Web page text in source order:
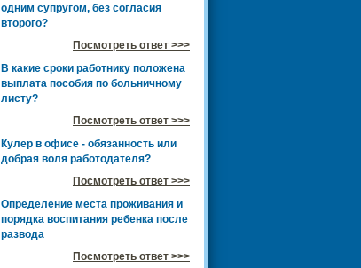
одним супругом, без согласия
второго?
Посмотреть ответ >>>
В какие сроки работнику положена
выплата пособия по больничному
листу?
Посмотреть ответ >>>
Кулер в офисе - обязанность или
добрая воля работодателя?
Посмотреть ответ >>>
Определение места проживания и
порядка воспитания ребенка после
развода
Посмотреть ответ >>>